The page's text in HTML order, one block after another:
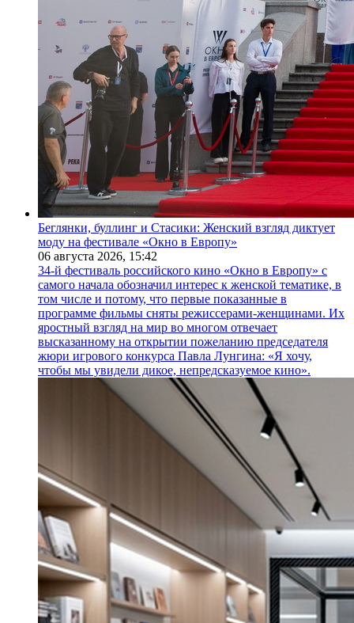
Беглянки, буллинг и Стасики: Женский взгляд диктует
моду на фестивале «Окно в Европу»
06 августа 2026, 15:42
34-й фестиваль российского кино «Окно в Европу» с
самого начала обозначил интерес к женской тематике, в
том числе и потому, что первые показанные в
программе фильмы сняты режиссерами-женщинами. Их
яростный взгляд на мир во многом отвечает
высказанному на открытии пожеланию председателя
жюри игрового конкурса Павла Лунгина: «Я хочу,
чтобы мы увидели дикое, непредсказуемое кино».